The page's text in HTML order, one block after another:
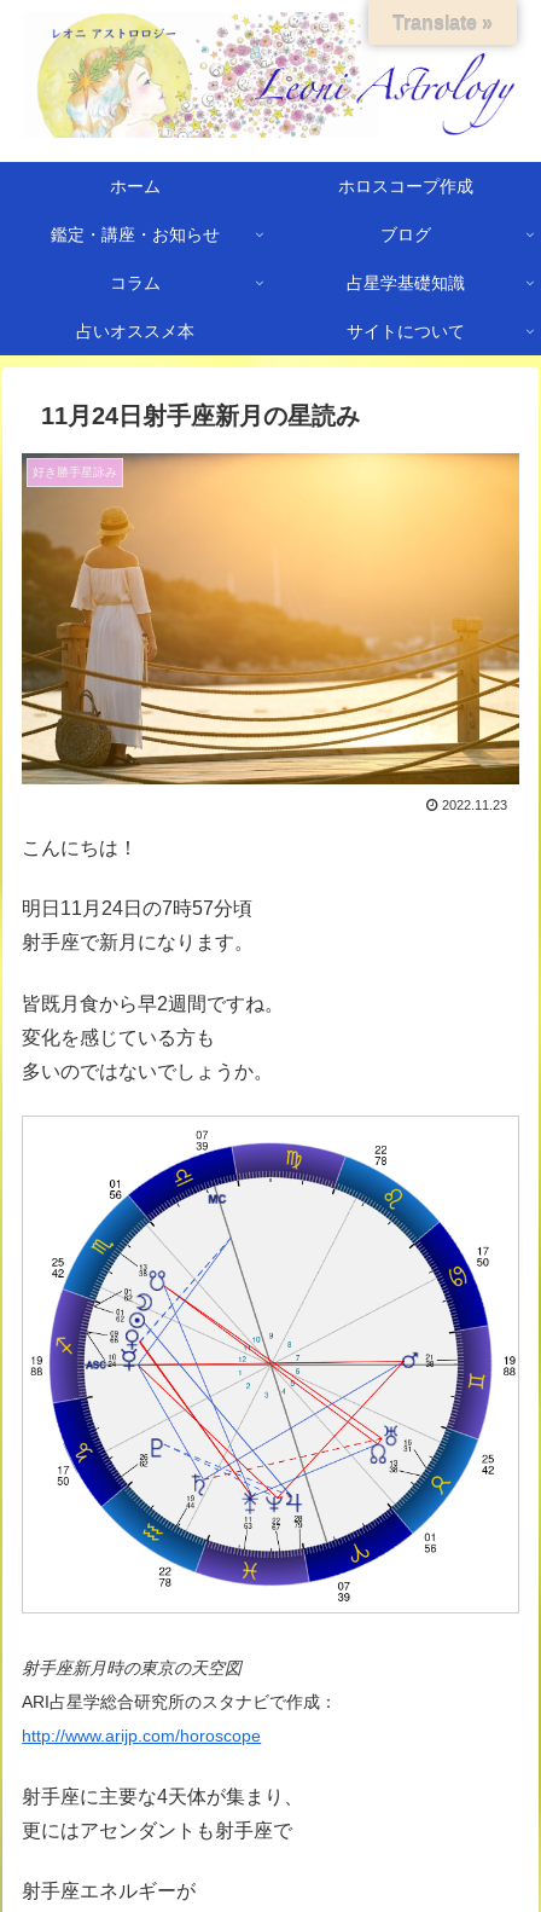
ホーム ホロスコープ作成
鑑定・講座・お知らせ ブログ
コラム 占星学基礎知識
占いオススメ本 サイトについて
11月24日射手座新月の星読み
好き勝手星詠み
2022.11.23
こんにちは！
明日11月24日の7時57分頃
射手座で新月になります。
皆既月食から早2週間ですね。
変化を感じている方も
多いのではないでしょうか。
射手座新月時の東京の天空図
ARI占星学総合研究所のスタナビで作成：
http://www.arijp.com/horoscope
射手座に主要な4天体が集まり、
更にはアセンダントも射手座で
射手座エネルギーが
Translate »